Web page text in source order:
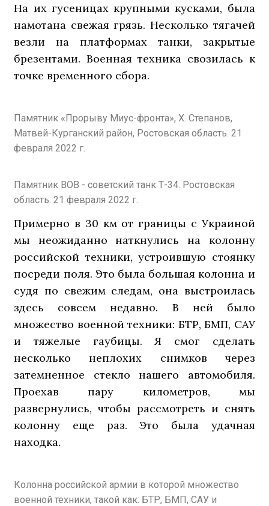
На их гусеницах крупными кусками, была
намотана свежая грязь. Несколько тягачей
везли на платформах танки, закрытые
брезентами. Военная техника свозилась к
точке временного сбора.
Памятник «Прорыву Миус-фронта», Х. Степанов,
Матвей-Курганский район, Ростовская область. 21
февраля 2022 г.
Памятник ВОВ - советский танк Т-34. Ростовская
область. 21 февраля 2022 г.
Примерно в 30 км от границы с Украиной
мы неожиданно наткнулись на колонну
российской техники, устроившую стоянку
посреди поля. Это была большая колонна и
судя по свежим следам, она выстроилась
здесь совсем недавно. В ней было
множество военной техники: БТР, БМП, САУ
и тяжелые гаубицы. Я смог сделать
несколько неплохих снимков через
затемненное стекло нашего автомобиля.
Проехав пару километров, мы
развернулись, чтобы рассмотреть и снять
колонну еще раз. Это была удачная
находка.
Колонна российской армии в которой множество
военной техники, такой как: БТР, БМП, САУ и